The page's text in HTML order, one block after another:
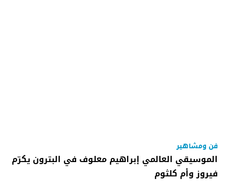
فن ومشاهير
الموسيقي العالمي إبراهيم معلوف في البترون يكرّم
فيروز وأم كلثوم